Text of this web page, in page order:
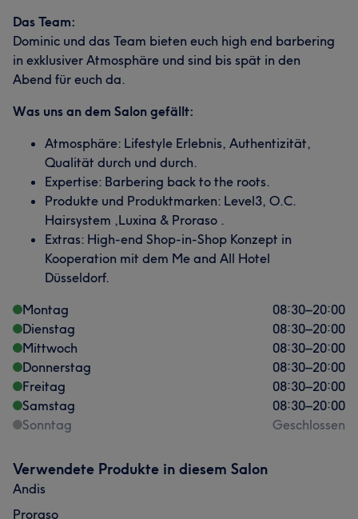
Das Team:
Dominic und das Team bieten euch high end barbering
in exklusiver Atmosphäre und sind bis spät in den
Abend für euch da.
Was uns an dem Salon gefällt:
Atmosphäre: Lifestyle Erlebnis, Authentizität,
Qualität durch und durch.
Expertise: Barbering back to the roots.
Produkte und Produktmarken: Level3, O.C.
Hairsystem ,Luxina & Proraso .
Extras: High-end Shop-in-Shop Konzept in
Kooperation mit dem Me and All Hotel
Düsseldorf.
Montag
08:30–20:00
Dienstag
08:30–20:00
Mittwoch
08:30–20:00
Donnerstag
08:30–20:00
Freitag
08:30–20:00
Samstag
08:30–20:00
Sonntag
Geschlossen
Verwendete Produkte in diesem Salon
Andis
Proraso